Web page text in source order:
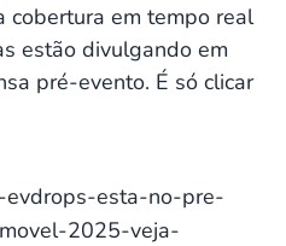
cobertura em tempo real
estão divulgando em
pré-evento. É só clicar
evdrops-esta-no-pre-
2025-veja-